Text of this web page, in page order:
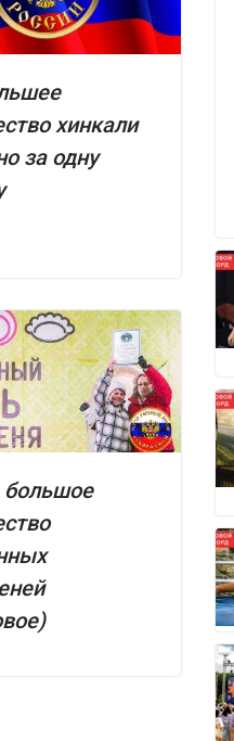
хинкали
за одну